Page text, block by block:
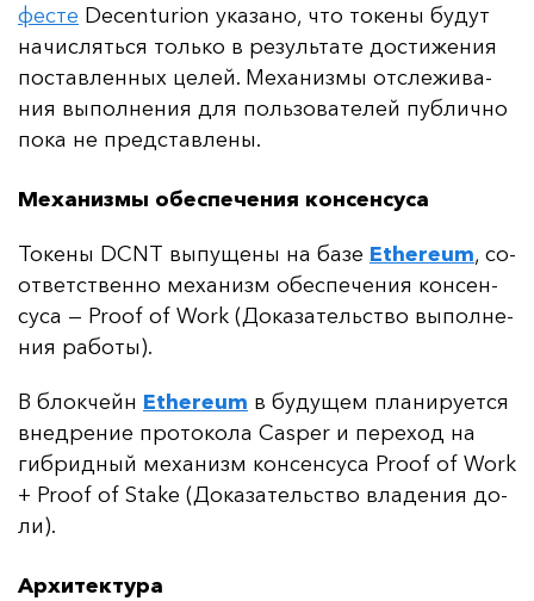
фес­те Decenturion ука­за­но, что то­ке­ны бу­дут
на­чис­лять­ся толь­ко в ре­зуль­та­те дос­ти­же­ния
пос­тав­лен­ных це­лей. Ме­ха­низ­мы от­сле­жи­ва­
ния вы­пол­не­ния для поль­зо­ва­те­лей пуб­лич­но
по­ка не пред­став­ле­ны.
Механизмы обеспечения консенсуса
То­ке­ны DCNT вы­пу­ще­ны на ба­зе Ethereum, со­
от­ветс­твен­но ме­ха­низм обес­пе­че­ния кон­сен­
су­са — Proof of Work (До­ка­за­тель­ство вы­пол­не­
ния ра­бо­ты).
В блок­чейн Ethereum в бу­ду­щем пла­ни­ру­ет­ся
внед­ре­ние про­то­ко­ла Casper и пе­ре­ход на
гиб­рид­ный ме­ха­низм кон­сен­су­са Proof of Work
+ Proof of Stake (До­ка­за­тель­ство вла­де­ния до­
ли).
Архитектура